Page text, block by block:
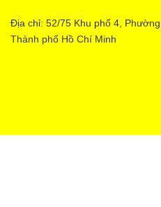
Địa chỉ: 52/75 Khu phố 4,
Thành phố Hồ Chí Minh